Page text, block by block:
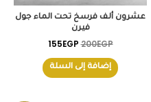
عشرون ألف فرسخ تحت الماء جول
فيرن
200EGP
155EGP
إضافة إلى السلة